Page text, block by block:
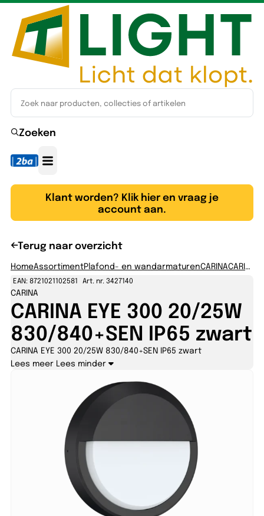
Zoeken
Klant worden? Klik hier en vraag je
account aan.
Terug naar overzicht
HomeAssortimentPlafond- en wandarmaturenCARINACARINA300
EAN: 8721021102581 Art. nr. 3427140
CARINA
CARINA EYE 300 20/25W
830/840+SEN IP65 zwart
CARINA EYE 300 20/25W 830/840+SEN IP65 zwart
Lees meer Lees minder